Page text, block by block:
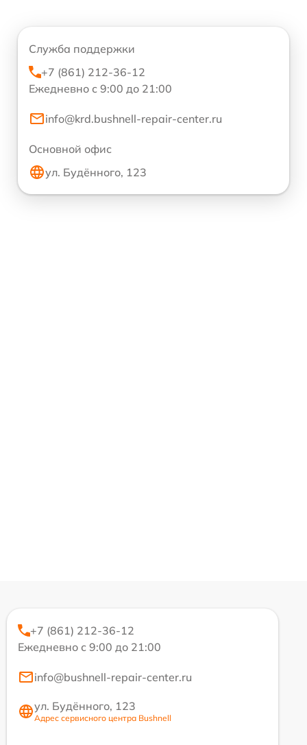
Служба поддержки
+7 (861) 212-36-12
Ежедневно с 9:00 до 21:00
info@krd.bushnell-repair-center.ru
Основной офис
ул. Будённого, 123
+7 (861) 212-36-12
Ежедневно с 9:00 до 21:00
info@bushnell-repair-center.ru
ул. Будённого, 123
Адрес сервисного центра Bushnell